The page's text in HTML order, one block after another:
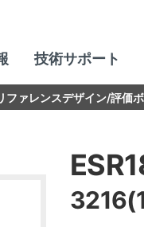
技術サポート
ファレンスデザイン/評価